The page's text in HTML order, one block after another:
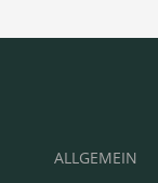
ALLGEMEIN